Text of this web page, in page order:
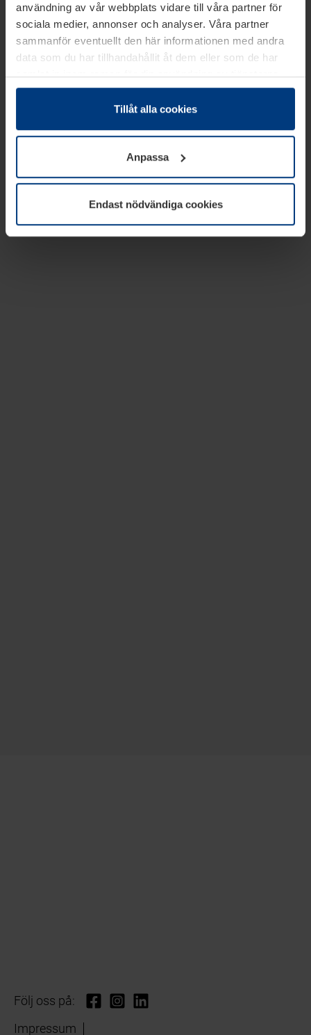
användning av vår webbplats vidare till våra partner för
sociala medier, annonser och analyser. Våra partner
sammanför eventuellt den här informationen med andra
data som du har tillhandahållit åt dem eller som de har
samlat in inom ramen för din användning av tjänsterna.
Juridiskt kan vi lagra kakor på din enhet, om de är
absolut nödvändiga för driften av den här webbplatsen.
godkännande kan du när som helst ändra eller återkalla i
informationen om kakor underDataskyddsförklaring
vår webbplats.
Tillåt alla cookies
Anpassa
Endast nödvändiga cookies
Följ oss på:
Impressum